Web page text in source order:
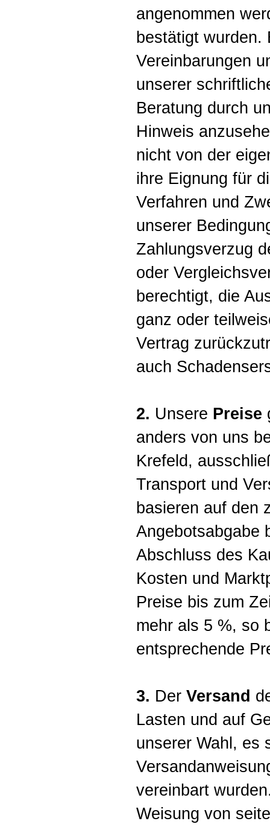
angenommen
bestätigt wurden.
Vereinbarungen
unserer
Beratung durch
Hinweis
nicht von der
ihre Eignung für
Verfahren und
unserer
Zahlungsverzug
oder
berechtigt, die
ganz oder
Vertrag
auch
2. Unsere Preise
anders von uns
Krefeld,
Transport und
basieren auf den
Angebotsabgabe
Abschluss des
Kosten und
Preise bis zum
mehr als 5 %, so
entsprechende
3. Der Versand
Lasten und auf
unserer Wahl, es
vereinbart
Weisung von